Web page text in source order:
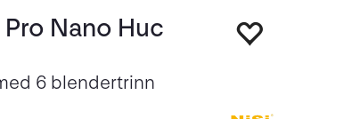
Nano Huc
6 blendertrinn